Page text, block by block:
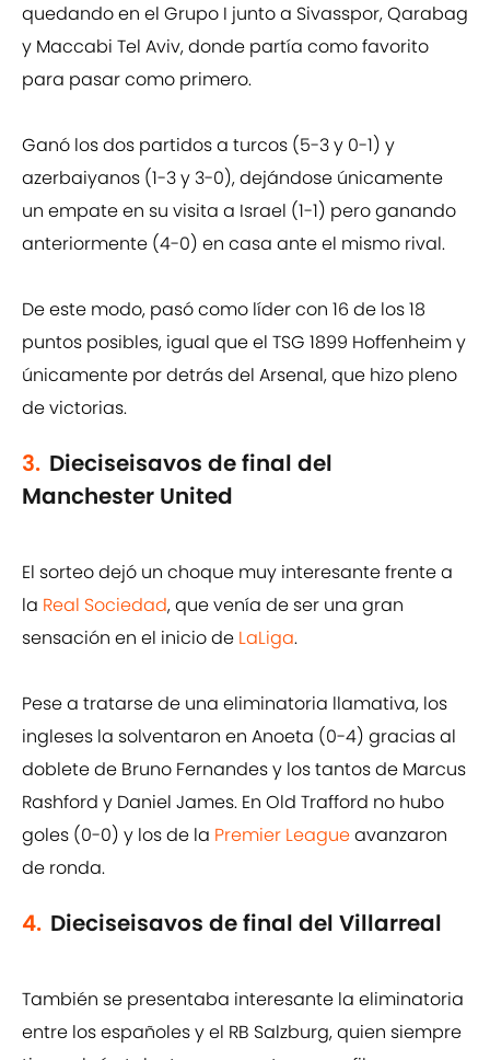
quedando en el Grupo I junto a Sivasspor, Qarabag
y Maccabi Tel Aviv, donde partía como favorito
para pasar como primero.
Ganó los dos partidos a turcos (5-3 y 0-1) y
azerbaiyanos (1-3 y 3-0), dejándose únicamente
un empate en su visita a Israel (1-1) pero ganando
anteriormente (4-0) en casa ante el mismo rival.
De este modo, pasó como líder con 16 de los 18
puntos posibles, igual que el TSG 1899 Hoffenheim y
únicamente por detrás del Arsenal, que hizo pleno
de victorias.
3. Dieciseisavos de final del
Manchester United
El sorteo dejó un choque muy interesante frente a
la Real Sociedad, que venía de ser una gran
sensación en el inicio de LaLiga.
Pese a tratarse de una eliminatoria llamativa, los
ingleses la solventaron en Anoeta (0-4) gracias al
doblete de Bruno Fernandes y los tantos de Marcus
Rashford y Daniel James. En Old Trafford no hubo
goles (0-0) y los de la Premier Leagueavanzaron
de ronda.
4. Dieciseisavos de final del Villarreal
También se presentaba interesante la eliminatoria
entre los españoles y el RB Salzburg, quien siempre